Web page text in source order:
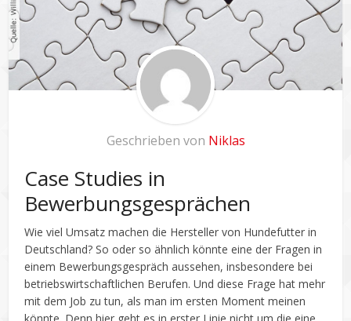
Geschrieben von Niklas
Case Studies in
Bewerbungsgesprächen
Wie viel Umsatz machen die Hersteller von Hundefutter in
Deutschland? So oder so ähnlich könnte eine der Fragen in
einem Bewerbungsgespräch aussehen, insbesondere bei
betriebswirtschaftlichen Berufen. Und diese Frage hat mehr
mit dem Job zu tun, als man im ersten Moment meinen